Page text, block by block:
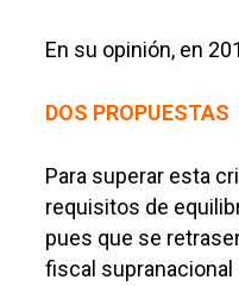
En su opinión, en
DOS PROPUESTAS
Para superar esta
requisitos de
pues que se
fiscal supranacional